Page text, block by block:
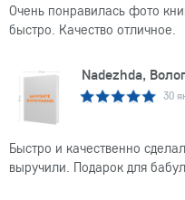
Очень понравилась фото
быстро. Качество отличное.
Nadezhda,
30
Быстро и качественно
выручили. Подарок для